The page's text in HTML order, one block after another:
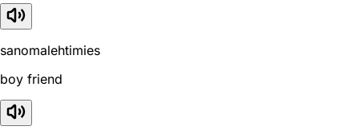
sanomalehtimies
boy friend